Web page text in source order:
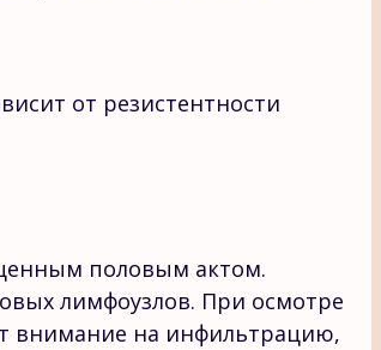
от резистентности
половым актом.
лимфоузлов. При осмотре
внимание на инфильтрацию,